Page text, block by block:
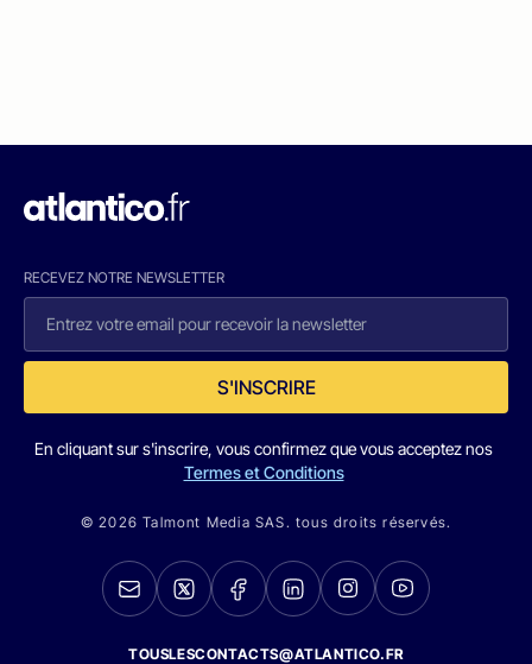
RECEVEZ NOTRE NEWSLETTER
S'INSCRIRE
En cliquant sur s'inscrire, vous confirmez que vous acceptez nos
Termes et Conditions
© 2026 Talmont Media SAS. tous droits réservés.
TOUSLESCONTACTS@ATLANTICO.FR